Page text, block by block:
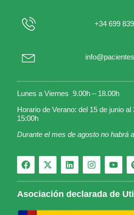
+34 699
Lunes a Viernes 9.00h – 18.00h
Horario de Verano: del 15 de junio
15:00h
Durante el mes de agosto no habrá
Asociación declarada de